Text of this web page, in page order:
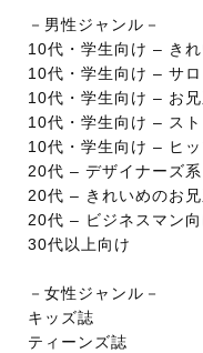
－男性ジャンル－
10代・学生向け – き
10代・学生向け – サ
10代・学生向け – お
10代・学生向け – ス
10代・学生向け – ヒ
20代 – デザイナーズ系
20代 – きれいめのお
20代 – ビジネスマン向
30代以上向け
－女性ジャンル－
キッズ誌
ティーンズ誌